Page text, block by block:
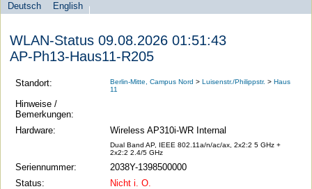
Sprachauswahl
Deutsch
English
search-menu
Universität
zu
Berlin
Computer-
und
WLAN-Status 09.08.2026 01:51:43
AP-Ph13-Haus11-R205
Standort: Berlin-Mitte, Campus Nord >Luisenstr./Philippstr. >Haus
11
Hinweise /
Bemerkungen:
Hardware:
Wireless AP310i-WR Internal
Dual Band AP, IEEE 802.11a/n/ac/ax, 2x2:2 5 GHz +
2x2:2 2.4/5 GHz
Seriennummer:
2038Y-1398500000
Status:
Nicht i. O.